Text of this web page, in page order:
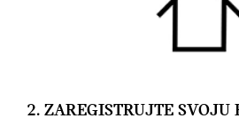
2. ZAREGISTRUJTE SVOJU